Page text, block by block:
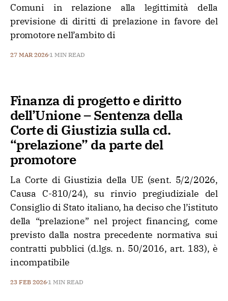
Comuni in relazione alla legittimità della
previsione di diritti di prelazione in favore del
promotore nell’ambito di
27 MAR 2026 1 MIN READ
Finanza di progetto e diritto
dell’Unione – Sentenza della
Corte di Giustizia sulla cd.
“prelazione” da parte del
promotore
La Corte di Giustizia della UE (sent. 5/2/2026,
Causa C-810/24), su rinvio pregiudiziale del
Consiglio di Stato italiano, ha deciso che l’istituto
della “prelazione” nel project financing, come
previsto dalla nostra precedente normativa sui
contratti pubblici (d.lgs. n. 50/2016, art. 183), è
incompatibile
23 FEB 2026 1 MIN READ